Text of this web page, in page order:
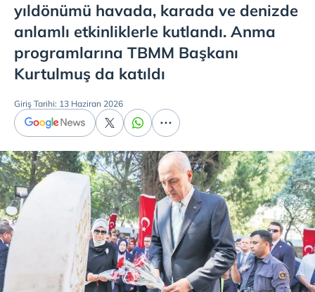
yıldönümü havada, karada ve denizde
anlamlı etkinliklerle kutlandı. Anma
programlarına TBMM Başkanı
Kurtulmuş da katıldı
Giriş Tarihi: 13 Haziran 2026